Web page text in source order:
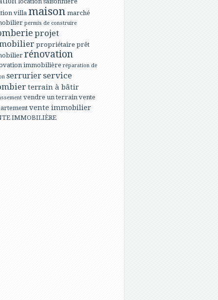
villa maison marché
permis de construire
projet
propriétaire prêt
rénovation
immobilière réparation de
serrurier service
terrain à bâtir
vendre un terrain vente
vente immobilier
IMMOBILIÈRE